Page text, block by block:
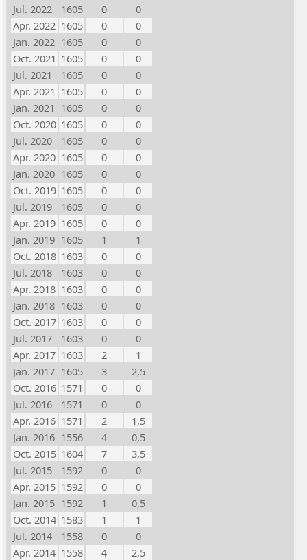
Jul. 2022
1605 0
0
Apr. 2022 1605 0
0
Jan. 2022 1605 0
0
Oct. 2021 1605 0
0
Jul. 2021
1605 0
0
Apr. 2021 1605 0
0
Jan. 2021 1605 0
0
Oct. 2020 1605 0
0
Jul. 2020
1605 0
0
Apr. 2020 1605 0
0
Jan. 2020 1605 0
0
Oct. 2019 1605 0
0
Jul. 2019
1605 0
0
Apr. 2019 1605 0
0
Jan. 2019 1605 1
1
Oct. 2018 1603 0
0
Jul. 2018
1603 0
0
Apr. 2018 1603 0
0
Jan. 2018 1603 0
0
Oct. 2017 1603 0
0
Jul. 2017
1603 0
0
Apr. 2017 1603 2
1
Jan. 2017 1605 3
2,5
Oct. 2016 1571 0
0
Jul. 2016
1571 0
0
Apr. 2016 1571 2
1,5
Jan. 2016 1556 4
0,5
Oct. 2015 1604 7
3,5
Jul. 2015
1592 0
0
Apr. 2015 1592 0
0
Jan. 2015 1592 1
0,5
Oct. 2014 1583 1
1
Jul. 2014
1558 0
0
Apr. 2014 1558 4
2,5